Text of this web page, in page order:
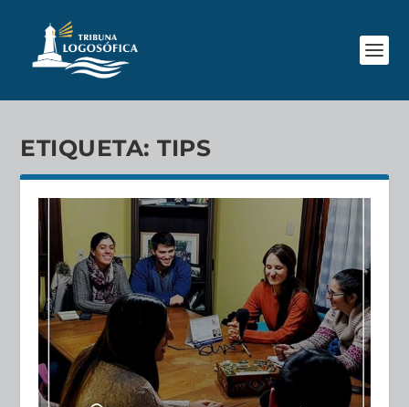
ETIQUETA:TIPS